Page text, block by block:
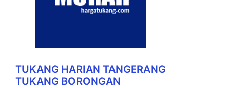
TUKANG HARIAN TANGERANG
TUKANG BORONGAN